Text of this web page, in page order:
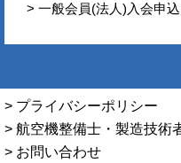
> 一般会員(法人)入会申
> プライバシーポリシー
> 航空機整備士・製造技術
> お問い合わせ